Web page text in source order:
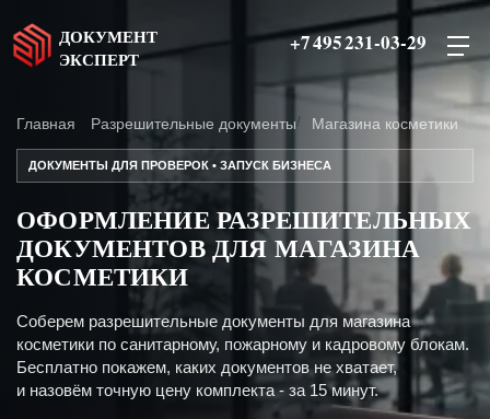
ДОКУМЕНТ
ЭКСПЕРТ
+7 495 231-03-29
Главная Разрешительные документы Магазина косметики
ДОКУМЕНТЫ ДЛЯ ПРОВЕРОК • ЗАПУСК БИЗНЕСА
ОФОРМЛЕНИЕ РАЗРЕШИТЕЛЬНЫХ
ДОКУМЕНТОВ ДЛЯ МАГАЗИНА
КОСМЕТИКИ
Соберем разрешительные документы для магазина
косметики по санитарному, пожарному и кадровому блокам.
Бесплатно покажем, каких документов не хватает,
и назовём точную цену комплекта - за 15 минут.